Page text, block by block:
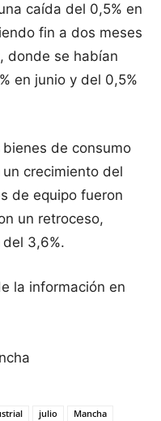
caída del 0,5% en
fin a dos meses
donde se habían
en junio y del 0,5%
de consumo
crecimiento del
de equipo fueron
un retroceso,
3,6%.
la información en
julio
Mancha